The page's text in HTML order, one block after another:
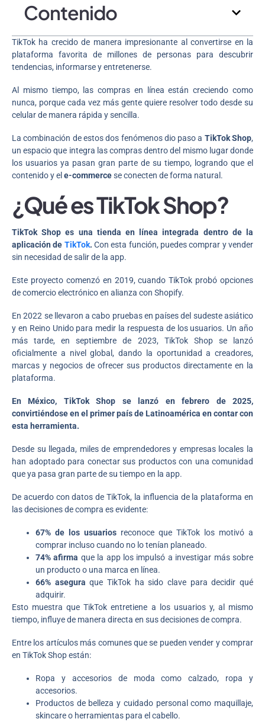
Contenido
TikTok ha crecido de manera impresionante al convertirse en la
plataforma favorita de millones de personas para descubrir
tendencias, informarse y entretenerse.
Al mismo tiempo, las compras en línea están creciendo como
nunca, porque cada vez más gente quiere resolver todo desde su
celular de manera rápida y sencilla.
La combinación de estos dos fenómenos dio paso a TikTok Shop,
un espacio que integra las compras dentro del mismo lugar donde
los usuarios ya pasan gran parte de su tiempo, logrando que el
contenido y el e-commercese conecten de forma natural.
¿Qué es TikTok Shop?
TikTok Shop es una tienda en línea integrada dentro de la
aplicación de TikTok.Con esta función, puedes comprar y vender
sin necesidad de salir de la app.
Este proyecto comenzó en 2019, cuando TikTok probó opciones
de comercio electrónico en alianza con Shopify.
En 2022 se llevaron a cabo pruebas en países del sudeste asiático
y en Reino Unido para medir la respuesta de los usuarios. Un año
más tarde, en septiembre de 2023, TikTok Shop se lanzó
oficialmente a nivel global, dando la oportunidad a creadores,
marcas y negocios de ofrecer sus productos directamente en la
plataforma.
En México, TikTok Shop se lanzó en febrero de 2025,
convirtiéndose en el primer país de Latinoamérica en contar con
esta herramienta.
Desde su llegada, miles de emprendedores y empresas locales la
han adoptado para conectar sus productos con una comunidad
que ya pasa gran parte de su tiempo en la app.
De acuerdo con datos de TikTok, la influencia de la plataforma en
las decisiones de compra es evidente:
67% de los usuarios reconoce que TikTok los motivó a
comprar incluso cuando no lo tenían planeado.
74% afirma que la app los impulsó a investigar más sobre
un producto o una marca en línea.
66% asegura que TikTok ha sido clave para decidir qué
adquirir.
Esto muestra que TikTok entretiene a los usuarios y, al mismo
tiempo, influye de manera directa en sus decisiones de compra.
Entre los artículos más comunes que se pueden vender y comprar
en TikTok Shop están:
Ropa y accesorios de moda como calzado, ropa y
accesorios.
Productos de belleza y cuidado personal como maquillaje,
skincare o herramientas para el cabello.